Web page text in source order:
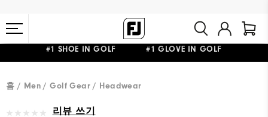
#1 SHOE IN GOLF #1 GLOVE IN GOLF
10만원 이상 구매 시 배송·반품 무료
홈 Men Golf Gear Headwear
리뷰 쓰기